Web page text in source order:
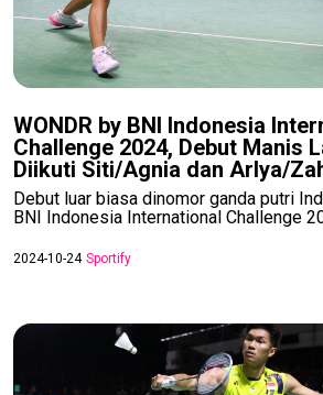
WONDR by BNI Indonesia
Challenge 2024, Debut Manis
Diikuti Siti/Agnia dan Arlya/
Debut luar biasa dinomor ganda putri
BNI Indonesia International Challenge
2024-10-24 Sportify